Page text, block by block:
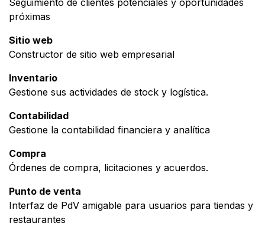
próximas
Sitio web
Constructor de sitio web empresarial
Inventario
Gestione sus actividades de stock y logística.
Contabilidad
Gestione la contabilidad financiera y analítica
Compra
Órdenes de compra, licitaciones y acuerdos.
Punto de venta
Interfaz de PdV amigable para usuarios para tiendas y
restaurantes